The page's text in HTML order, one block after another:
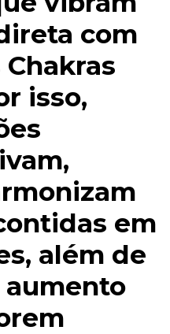
com
isso,
em
além de